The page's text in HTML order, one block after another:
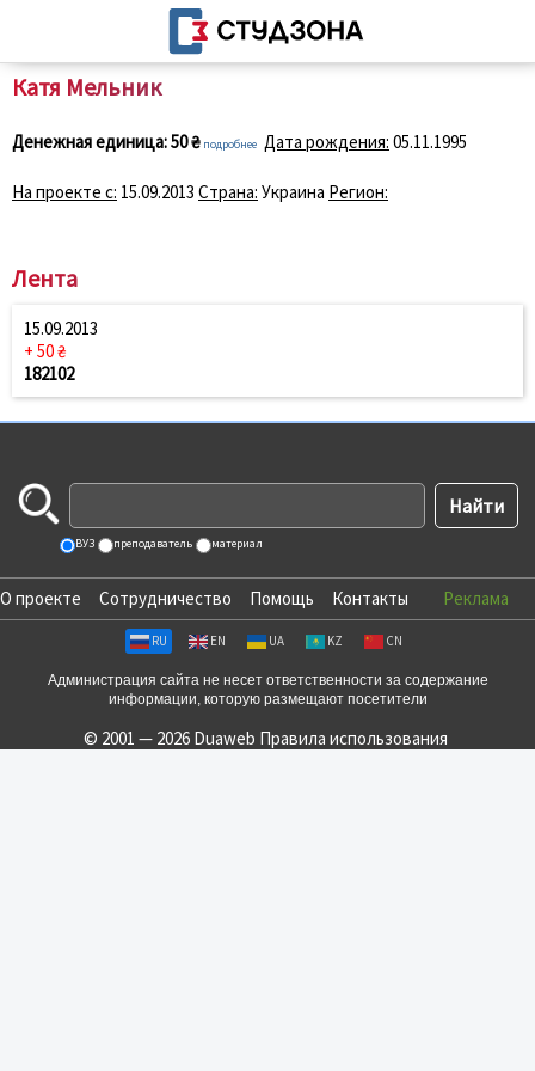
Катя Мельник
Денежная единица:50 ₴ подробнее Дата рождения: 05.11.1995
На проекте с: 15.09.2013 Страна: Украина Регион:
Лента
15.09.2013
+ 50 ₴
182102
ВУЗ преподаватель материал
О проекте Сотрудничество Помощь Контакты Реклама
RU EN UA KZ CN
Администрация сайта не несет ответственности за содержание
информации, которую размещают посетители
© 2001 — 2026 Duaweb Правила использования